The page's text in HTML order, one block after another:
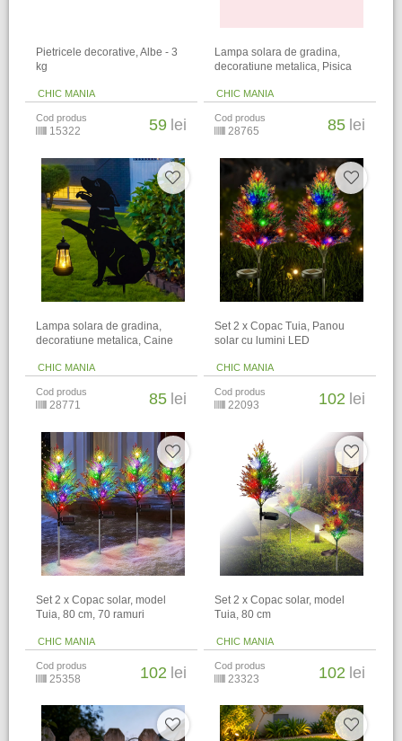
Pietricele decorative, Albe - 3
kg
CHIC MANIA
Cod produs
15322 59 lei
Lampa solara de gradina,
decoratiune metalica, Pisica
CHIC MANIA
Cod produs
28765 85 lei
Lampa solara de gradina,
decoratiune metalica, Caine
CHIC MANIA
Cod produs
28771 85 lei
Set 2 x Copac Tuia, Panou
solar cu lumini LED
CHIC MANIA
Cod produs
22093 102 lei
Set 2 x Copac solar, model
Tuia, 80 cm, 70 ramuri
CHIC MANIA
Cod produs
25358 102 lei
Set 2 x Copac solar, model
Tuia, 80 cm
CHIC MANIA
Cod produs
23323 102 lei